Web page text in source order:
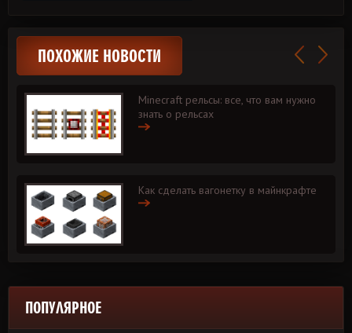
ПОХОЖИЕ НОВОСТИ
Minecraft рельсы: все, что вам нужно
знать о рельсах
Как сделать вагонетку в майнкрафте
ПОПУЛЯРНОЕ